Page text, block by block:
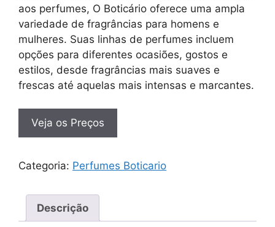
aos perfumes, O Boticário oferece uma ampla
variedade de fragrâncias para homens e
mulheres. Suas linhas de perfumes incluem
opções para diferentes ocasiões, gostos e
estilos, desde fragrâncias mais suaves e
frescas até aquelas mais intensas e marcantes.
Veja os Preços
Categoria: Perfumes Boticario
Descrição